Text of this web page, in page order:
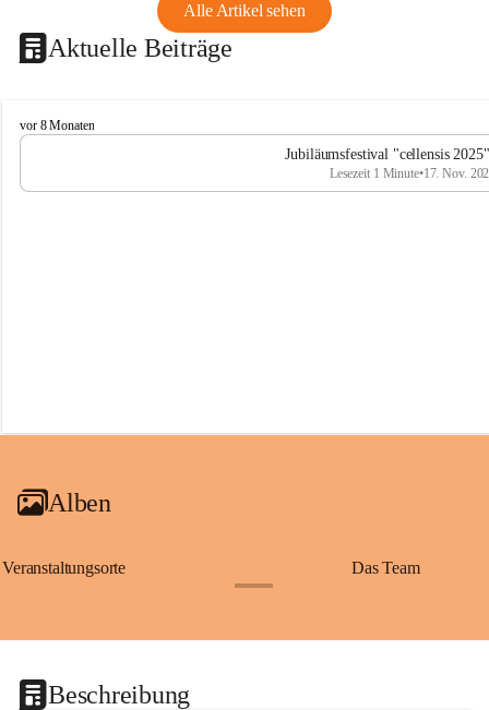
Alle Artikel sehen
Aktuelle Beiträge
C
e
l
vor 8 Monaten
Jubiläumsfestival "cellensis
Lesezeit 1 Minute•17. Nov.
Alben
Veranstaltungsorte Das Team
Beschreibung